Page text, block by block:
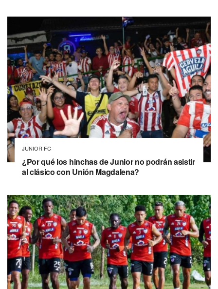
JUNIOR FC
¿Por qué los hinchas de Junior no podrán asistir
al clásico con Unión Magdalena?